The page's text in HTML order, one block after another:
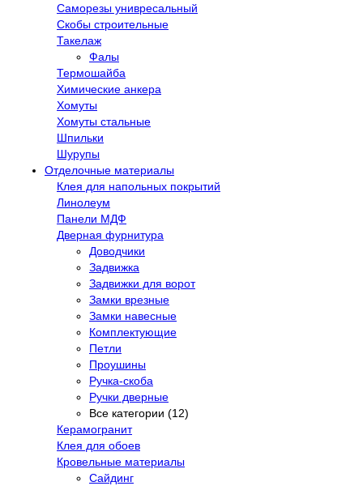
Саморезы унивресальный
Скобы строительные
Такелаж
Фалы
Термошайба
Химические анкера
Хомуты
Хомуты стальные
Шпильки
Шурупы
Отделочные материалы
Клея для напольных покрытий
Линолеум
Панели МДФ
Дверная фурнитура
Доводчики
Задвижка
Задвижки для ворот
Замки врезные
Замки навесные
Комплектующие
Петли
Проушины
Ручка-скоба
Ручки дверные
Все категории (12)
Керамогранит
Клея для обоев
Кровельные материалы
Сайдинг